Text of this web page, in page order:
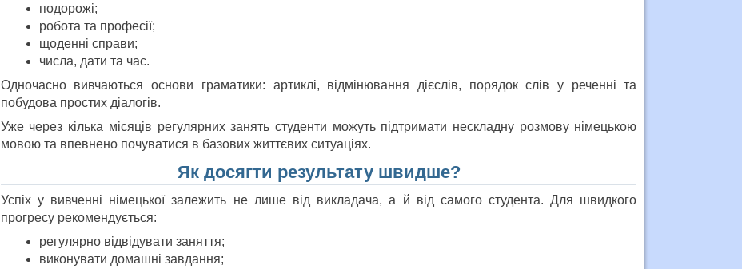
подорожі;
робота та професії;
щоденні справи;
числа, дати та час.
Одночасно вивчаються основи граматики: артиклі, відмінювання дієслів, порядок слів у реченні та
побудова простих діалогів.
Уже через кілька місяців регулярних занять студенти можуть підтримати нескладну розмову німецькою
мовою та впевнено почуватися в базових життєвих ситуаціях.
Як досягти результату швидше?
Успіх у вивченні німецької залежить не лише від викладача, а й від самого студента. Для швидкого
прогресу рекомендується:
регулярно відвідувати заняття;
виконувати домашні завдання;